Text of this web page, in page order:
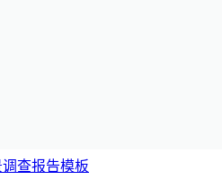
查报告模板